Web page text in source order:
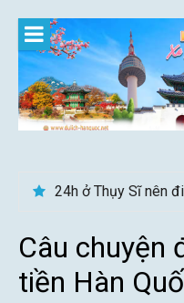
content
Câu chuyện
tiền Hàn